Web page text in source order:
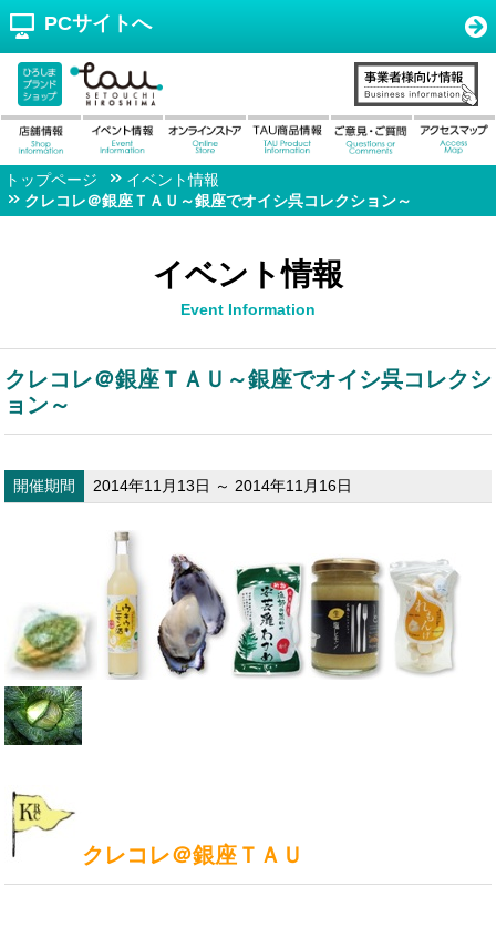
PCサイトへ
トップページ
イベント情報
クレコレ＠銀座ＴＡＵ～銀座でオイシ呉コレクション～
イベント情報
Event Information
クレコレ＠銀座ＴＡＵ～銀座でオイシ呉コレクシ
ョン～
開催期間 2014年11月13日 ～ 2014年11月16日
クレコレ＠銀座ＴＡＵ